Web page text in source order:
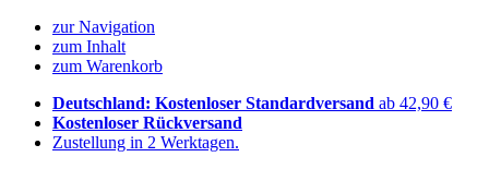
zur Navigation
zum Inhalt
zum Warenkorb
Deutschland: Kostenloser Standardversand ab 42,90 €
Kostenloser Rückversand
Zustellung in 2 Werktagen.